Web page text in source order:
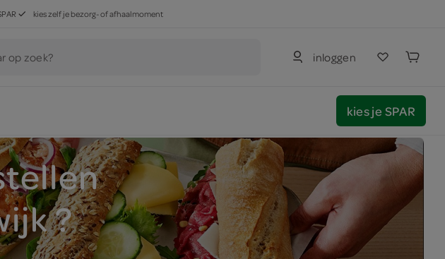
kies zelf je bezorg- of afhaalmoment
op zoek? inloggen
kies je SPAR
?